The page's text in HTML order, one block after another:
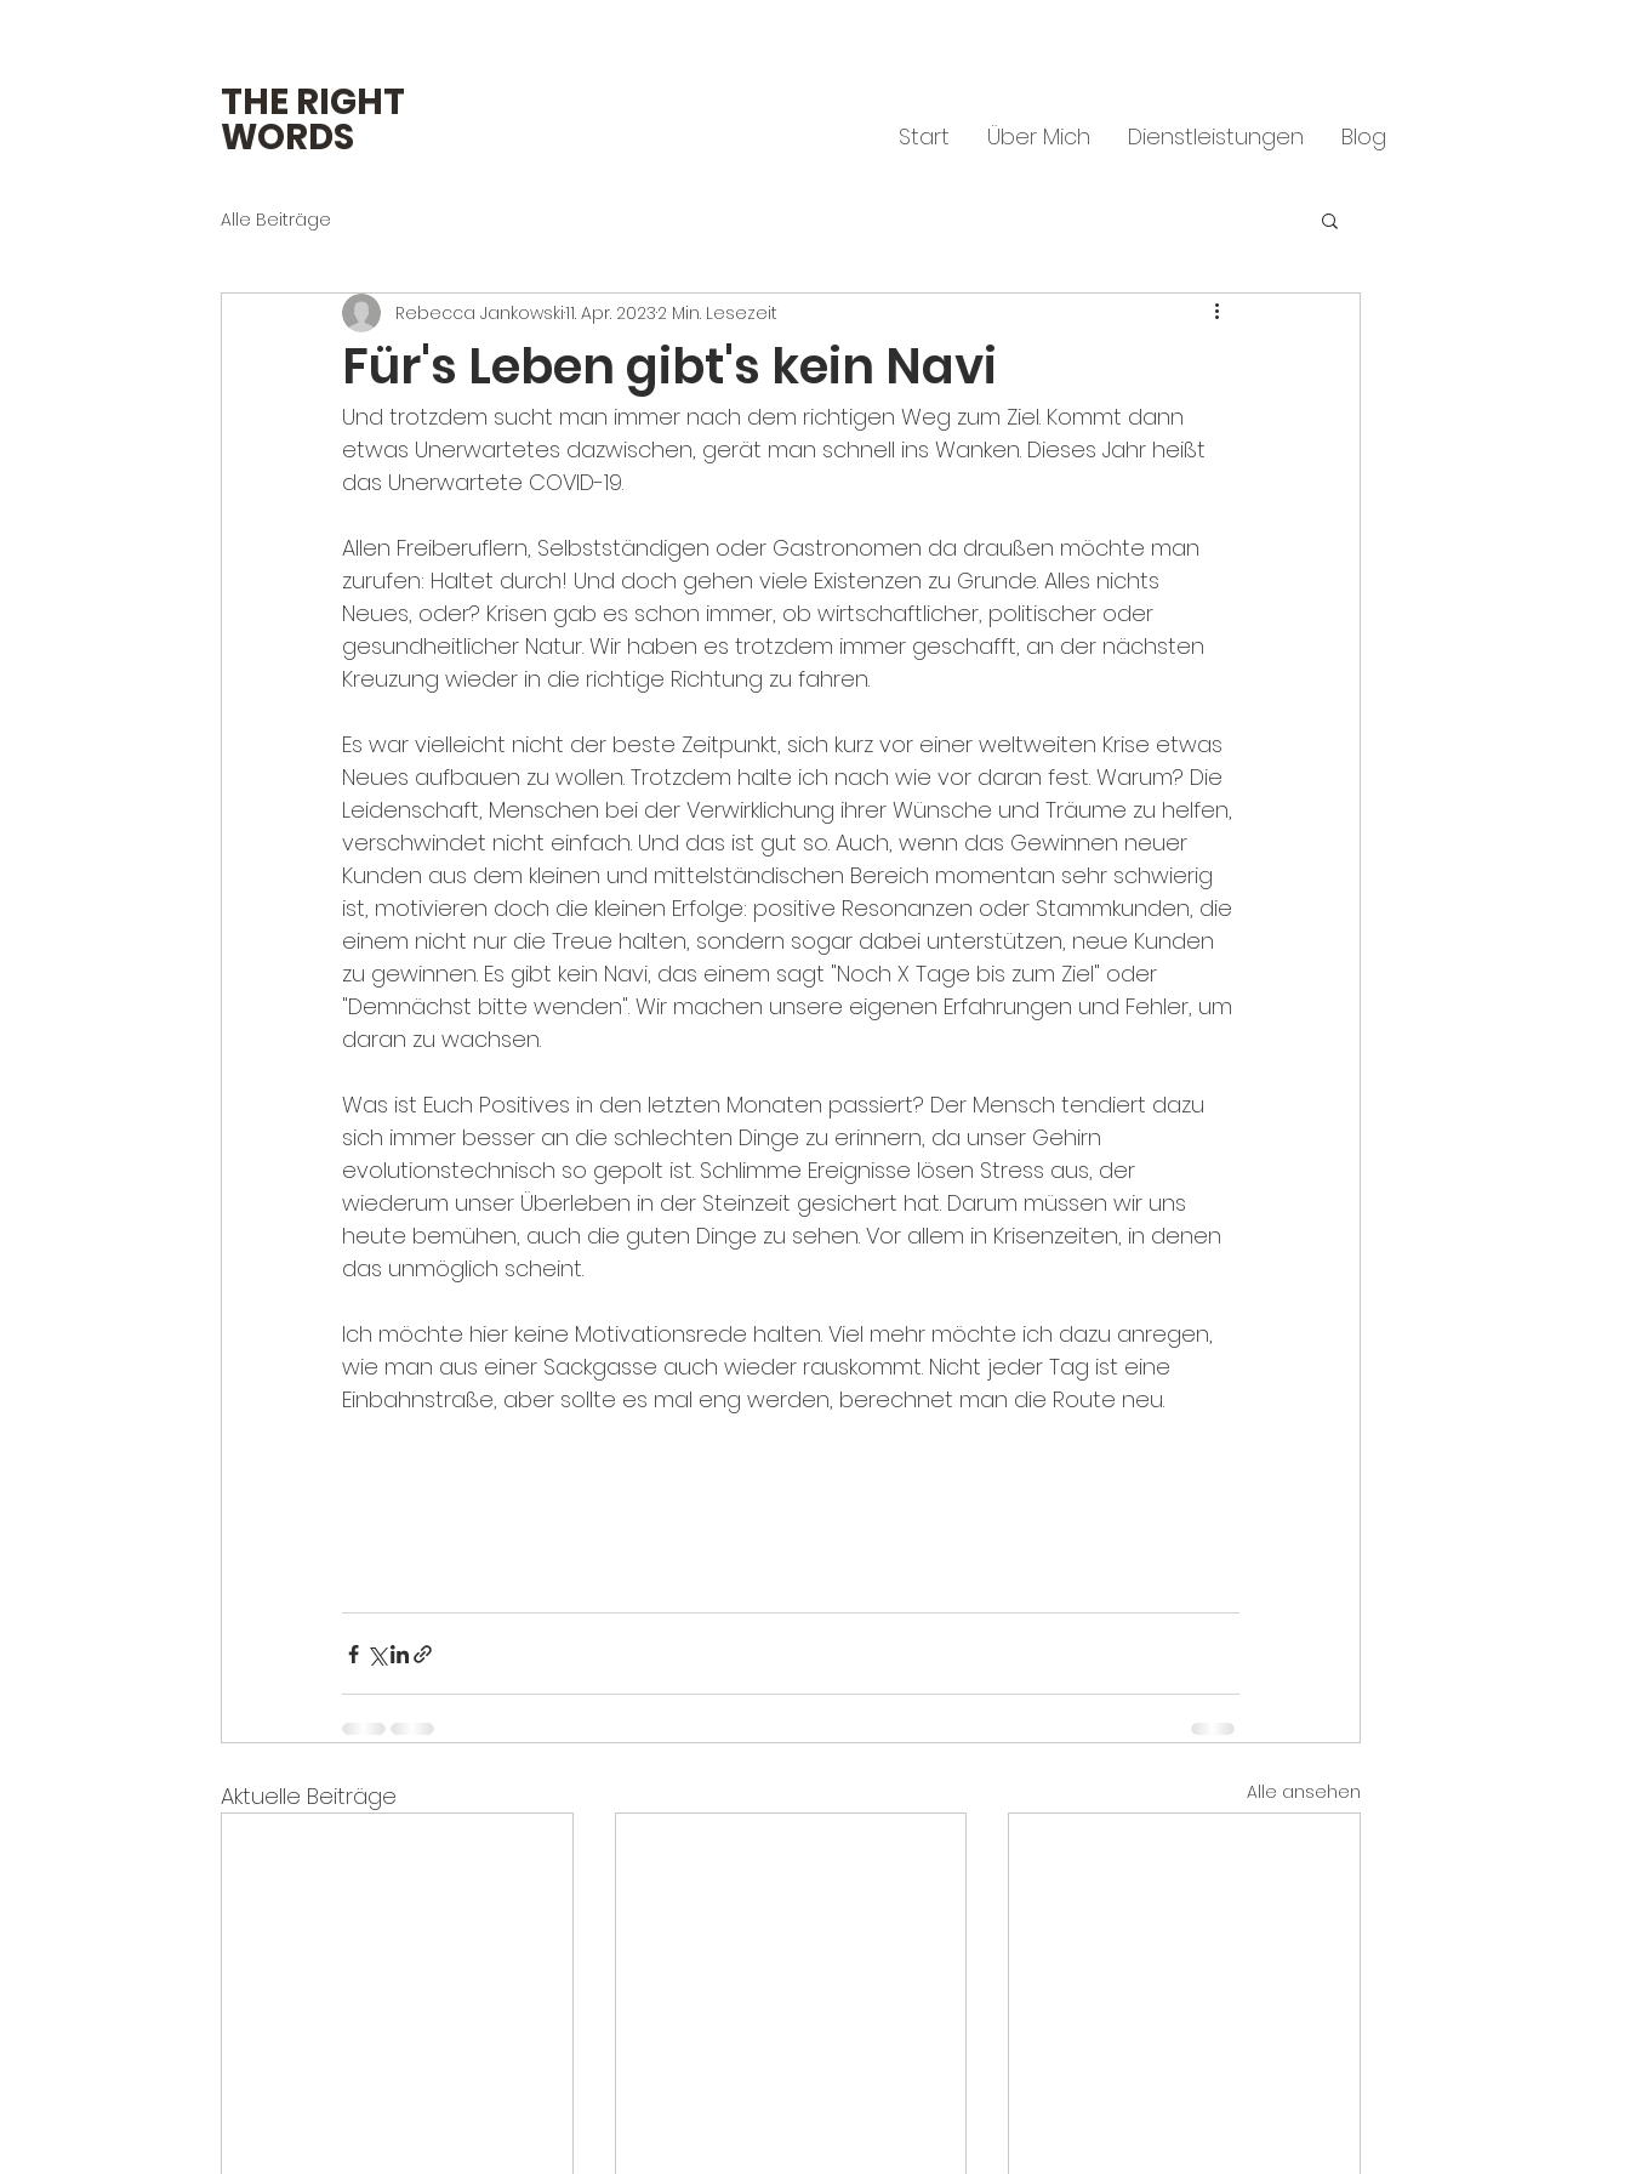
THE RIGHT
WORDS Start Über Mich Dienstleistungen Blog
Alle Beiträge
Für's Leben gibt's kein Navi
Rebecca Jankowski11. Apr. 20232 Min. Lesezeit
Und trotzdem sucht man immer nach dem richtigen Weg zum Ziel. Kommt dann
etwas Unerwartetes dazwischen, gerät man schnell ins Wanken. Dieses Jahr heißt
das Unerwartete COVID-19.
Allen Freiberuflern, Selbstständigen oder Gastronomen da draußen möchte man
zurufen: Haltet durch! Und doch gehen viele Existenzen zu Grunde. Alles nichts
Neues, oder? Krisen gab es schon immer, ob wirtschaftlicher, politischer oder
gesundheitlicher Natur. Wir haben es trotzdem immer geschafft, an der nächsten
Kreuzung wieder in die richtige Richtung zu fahren.
Es war vielleicht nicht der beste Zeitpunkt, sich kurz vor einer weltweiten Krise etwas
Neues aufbauen zu wollen. Trotzdem halte ich nach wie vor daran fest. Warum? Die
Leidenschaft, Menschen bei der Verwirklichung ihrer Wünsche und Träume zu helfen,
verschwindet nicht einfach. Und das ist gut so. Auch, wenn das Gewinnen neuer
Kunden aus dem kleinen und mittelständischen Bereich momentan sehr schwierig
ist, motivieren doch die kleinen Erfolge: positive Resonanzen oder Stammkunden, die
einem nicht nur die Treue halten, sondern sogar dabei unterstützen, neue Kunden
zu gewinnen. Es gibt kein Navi, das einem sagt "Noch X Tage bis zum Ziel" oder
"Demnächst bitte wenden". Wir machen unsere eigenen Erfahrungen und Fehler, um
daran zu wachsen.
Was ist Euch Positives in den letzten Monaten passiert? Der Mensch tendiert dazu
sich immer besser an die schlechten Dinge zu erinnern, da unser Gehirn
evolutionstechnisch so gepolt ist. Schlimme Ereignisse lösen Stress aus, der
wiederum unser Überleben in der Steinzeit gesichert hat. Darum müssen wir uns
heute bemühen, auch die guten Dinge zu sehen. Vor allem in Krisenzeiten, in denen
das unmöglich scheint.
Ich möchte hier keine Motivationsrede halten. Viel mehr möchte ich dazu anregen,
wie man aus einer Sackgasse auch wieder rauskommt. Nicht jeder Tag ist eine
Einbahnstraße, aber sollte es mal eng werden, berechnet man die Route neu.
Aktuelle Beiträge Alle ansehen